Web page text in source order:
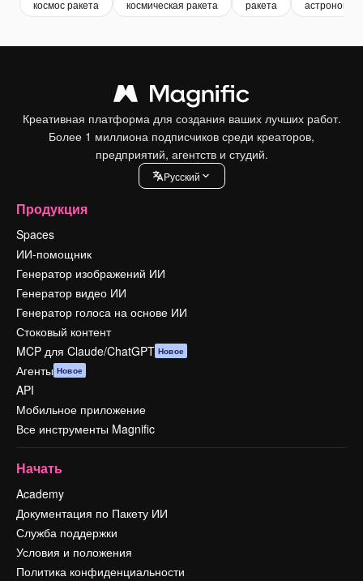
космос ракета космическая ракета ракета астрономия
Креативная платформа для создания ваших лучших работ.
Более 1 миллиона подписчиков среди креаторов,
предприятий, агентств и студий.
Pусский
Продукция
Spaces
ИИ-помощник
Генератор изображений ИИ
Генератор видео ИИ
Генератор голоса на основе ИИ
Стоковый контент
MCP для Claude/ChatGPT Новое
Агенты Новое
API
Мобильное приложение
Все инструменты Magnific
Начать
Academy
Документация по Пакету ИИ
Служба поддержки
Условия и положения
Политика конфиденциальности